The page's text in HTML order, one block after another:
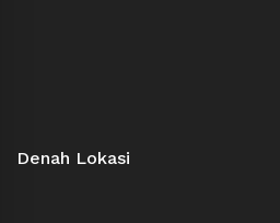
Denah Lokasi